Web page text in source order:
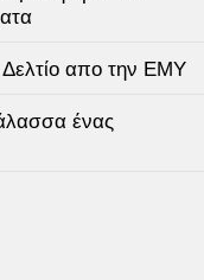
απο την ΕΜΥ
ένας